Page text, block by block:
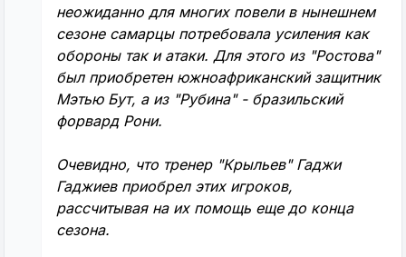
неожиданно для многих повели в нынешнем
сезоне самарцы потребовала усиления как
обороны так и атаки. Для этого из "Ростова"
был приобретен южноафриканский защитник
Мэтью Бут, а из "Рубина" - бразильский
форвард Рони.
Очевидно, что тренер "Крыльев" Гаджи
Гаджиев приобрел этих игроков,
рассчитывая на их помощь еще до конца
сезона.